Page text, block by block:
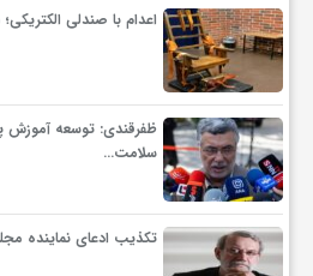
اعدام با صندلی
ظفرقندی: توسعه آموزش
سلامت…
تکذیب ادعای نماینده